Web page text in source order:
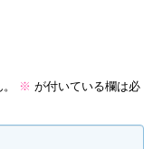
※ が付いている欄は必